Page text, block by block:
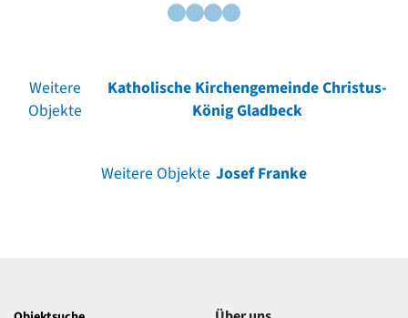
Weitere
Objekte
Katholische Kirchengemeinde Christus-
König Gladbeck
Weitere Objekte Josef Franke